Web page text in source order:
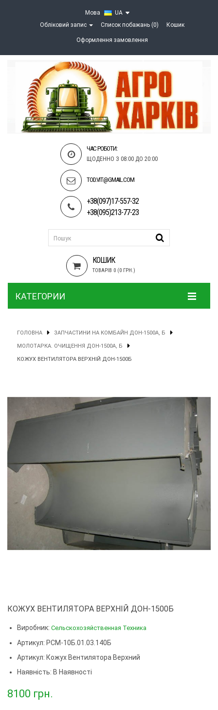
Мова
UA
Обліковий запис
Список побажань (0) Кошик
Оформлення замовлення
ЧАС РОБОТИ:
ЩОДЕННО З 08:00 ДО 20:00
TOD.VIT@GMAIL.COM
+38(097)17-557-32
+38(095)213-77-23
КОШИК
ТОВАРІВ 0 (0 ГРН.)
КАТЕГОРИИ
ГОЛОВНА ЗАПЧАСТИНИ НА КОМБАЙН ДОН-1500А, Б
МОЛОТАРКА. ОЧИЩЕННЯ ДОН-1500А, Б
КОЖУХ ВЕНТИЛЯТОРА ВЕРХНІЙ ДОН-1500Б
КОЖУХ ВЕНТИЛЯТОРА ВЕРХНІЙ ДОН-1500Б
Виробник: Сельскохозяйственная Техника
Артикул: РСМ-10Б.01.03.140Б
Артикул: Кожух Вентилятора Верхний
Наявність: В Наявності
8100 грн.